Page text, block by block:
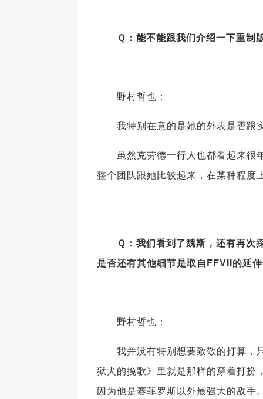
Ｑ：能不能跟我们介绍一下重制
野村哲也：
我特别在意的是她的外表是否跟
虽然克劳德一行人也都看起来很
整个团队跟她比较起来，在某种程度
Ｑ：我们看到了魏斯，还有再次
是否还有其他细节是取自FFVII的延
野村哲也：
我并没有特别想要致敬的打算，
狱犬的挽歌》里就是那样的穿着打扮
因为他是赛菲罗斯以外最强大的敌手